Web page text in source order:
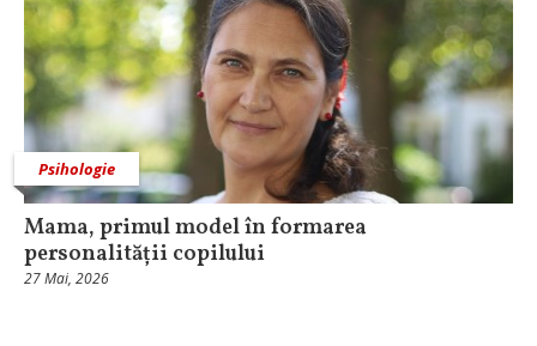
Psihologie
Mama, primul model în formarea
personalității copilului
27 Mai, 2026